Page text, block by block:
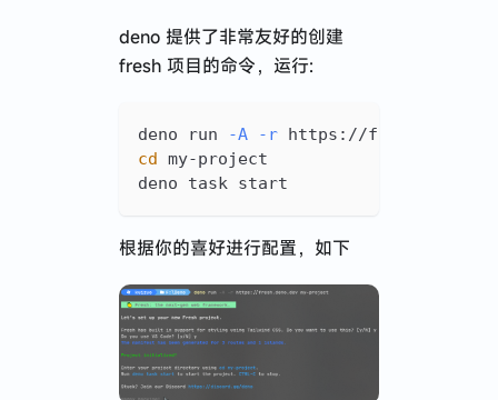
deno 提供了非常友好的创建
fresh 项目的命令，运行:
deno run -A -r https://
cd my-project
deno task start
根据你的喜好进行配置，如下